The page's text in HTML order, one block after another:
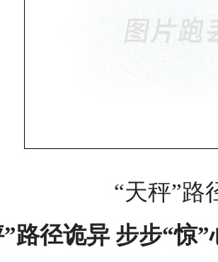
“天秤”路
路径诡异 步步“惊”